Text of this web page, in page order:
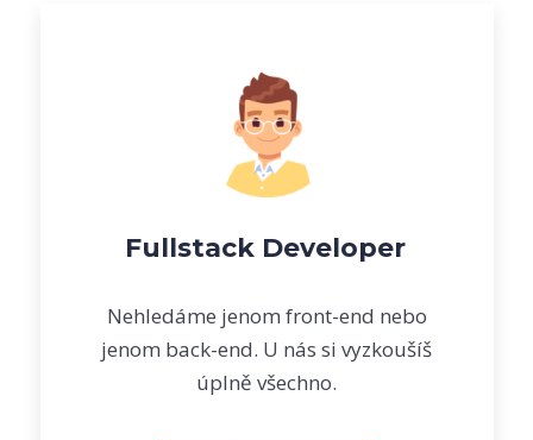
Fullstack Developer
Nehledáme jenom front-end nebo
jenom back-end. U nás si vyzkoušíš
úplně všechno.